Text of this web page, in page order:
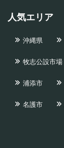
人気エリア
沖縄県
牧志公設市場
浦添市
名護市